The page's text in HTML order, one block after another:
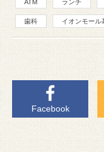
ATM ランチ
歯科 イオンモール
Facebook